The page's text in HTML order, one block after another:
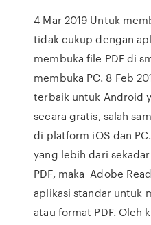
4 Mar 2019 Untuk
tidak cukup dengan
membuka file PDF di
membuka PC. 8 Feb
terbaik untuk Android
secara gratis, salah
di platform iOS dan
yang lebih dari
PDF, maka Adobe
aplikasi standar untuk
atau format PDF. Oleh